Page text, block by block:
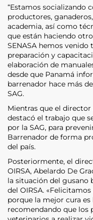
“Estamos socializando
productores,
academia, así como
que están haciendo
SENASA hemos
preparación y
elaboración de
desde que Panamá
barrenador hace más
SAG.
Mientras que el director
destacó el trabajo que
por la SAG, para
Barrenador de forma
del país.
Posteriormente, el
OIRSA, Abelardo De
la situación del gusano
del OIRSA.
porque la mejor cura
recomendando que los